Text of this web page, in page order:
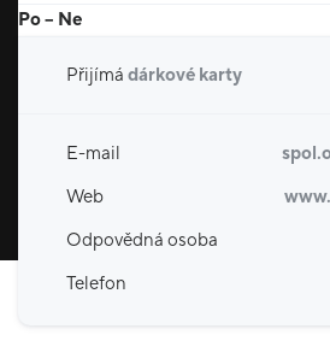
Po – Ne
Přijímá dárkové karty
E-mail
Web
Odpovědná osoba
Telefon